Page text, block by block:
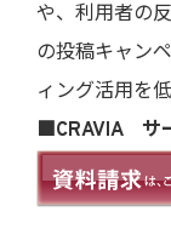
や、利用者の
の投稿キャン
ィング活用を
■CRAVIA サ